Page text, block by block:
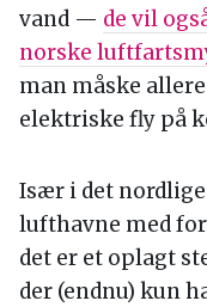
vand — de vil
norske
man måske
elektriske fly på
Især i det
lufthavne med
det er et oplagt
der (endnu) kun